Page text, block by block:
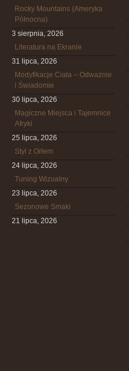
Rocky Mountains (Ameryka
Północna)
3 sierpnia, 2026
Literatura na Ekranie
31 lipca, 2026
Modyfikacje Ciała – Odważnie
i Świadomie
30 lipca, 2026
Magiczne Miejsca i Tajemnice
Afryki
25 lipca, 2026
Styl z Orłem
24 lipca, 2026
Tuning Wizualny
23 lipca, 2026
Sezonowe Smaki
21 lipca, 2026